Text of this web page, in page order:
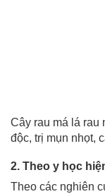
Cây rau má lá rau
độc, trị mụn nhọt,
2. Theo y học
Theo các nghiên